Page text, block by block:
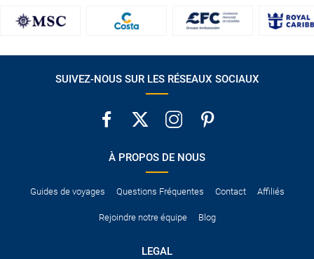
SUIVEZ-NOUS SUR LES RÉSEAUX SOCIAUX
À PROPOS DE NOUS
Guides de voyages Questions Fréquentes Contact Affiliés
Rejoindre notre équipe Blog
LEGAL